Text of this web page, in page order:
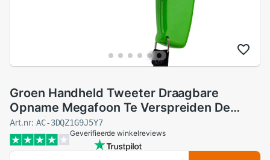
Groen Handheld Tweeter Draagbare
Opname Megafoon Te Verspreiden De
Megafoon
Art.nr: AC-3DQZ1G9J5Y7
Geverifieerde winkelreviews